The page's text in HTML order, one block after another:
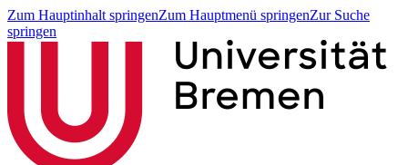
Zum Hauptinhalt springenZum Hauptmenü springenZur Suche
springen